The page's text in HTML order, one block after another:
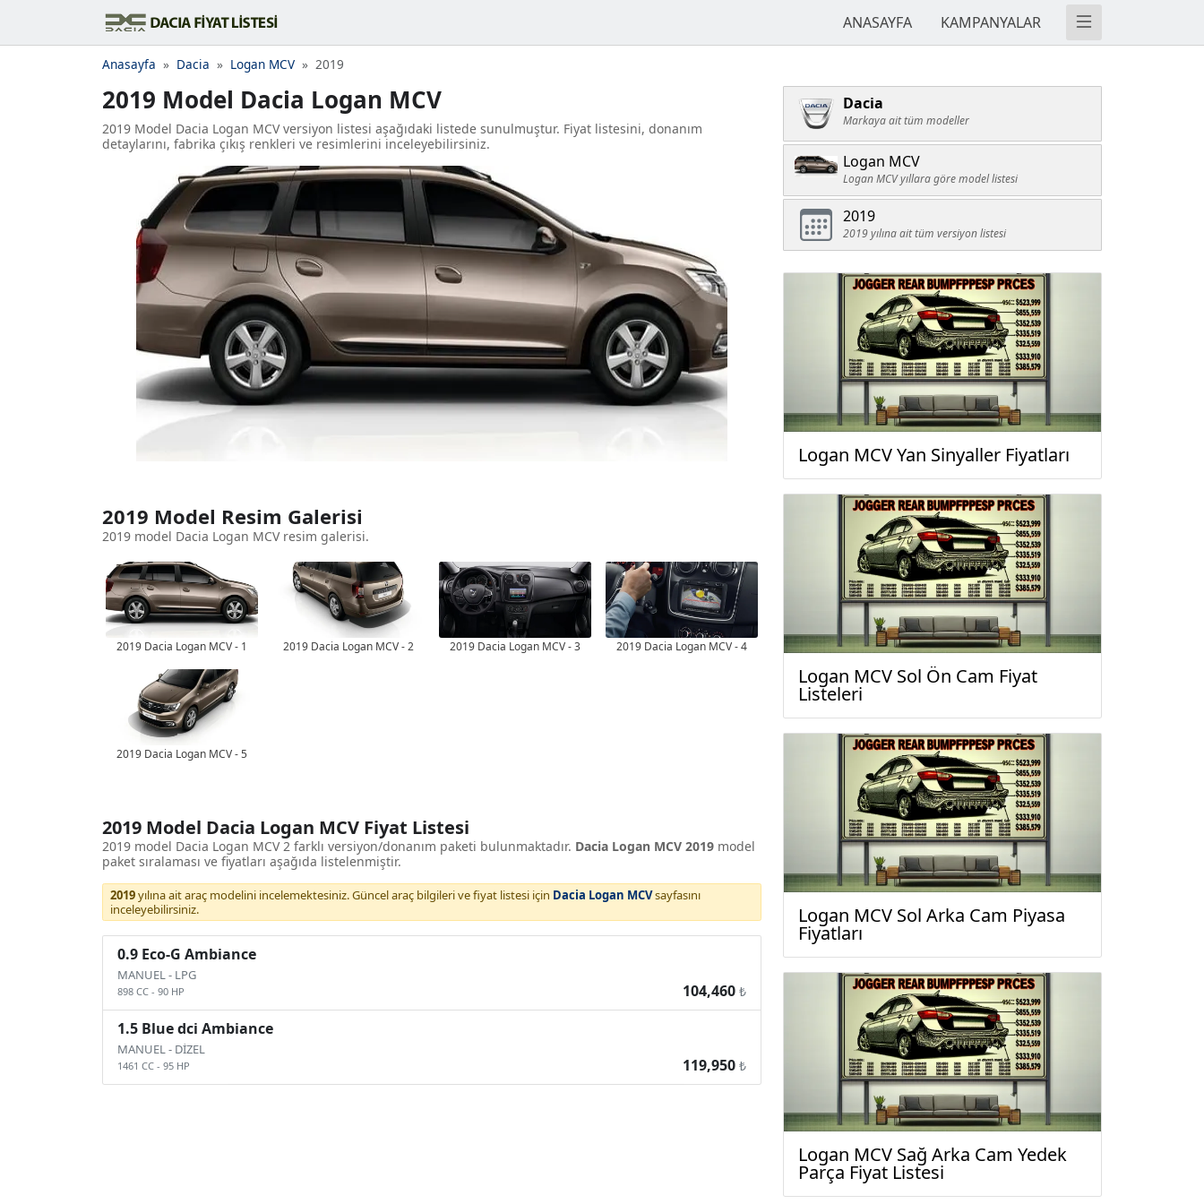
ANASAYFA KAMPANYALAR
Anasayfa Dacia Logan MCV 2019
2019 Model Dacia Logan MCV
2019 Model Dacia Logan MCV versiyon listesi aşağıdaki listede sunulmuştur. Fiyat listesini, donanım
detaylarını, fabrika çıkış renkleri ve resimlerini inceleyebilirsiniz.
2019 Model Resim Galerisi
2019 model Dacia Logan MCV resim galerisi.
2019 Dacia Logan MCV - 1 2019 Dacia Logan MCV - 2 2019 Dacia Logan MCV - 3 2019 Dacia Logan MCV - 4
2019 Dacia Logan MCV - 5
2019 Model Dacia Logan MCV Fiyat Listesi
2019 model Dacia Logan MCV 2 farklı versiyon/donanım paketi bulunmaktadır. Dacia Logan MCV 2019 model
paket sıralaması ve fiyatları aşağıda listelenmiştir.
2019yılına ait araç modelini incelemektesiniz. Güncel araç bilgileri ve fiyat listesi için Dacia Logan MCVsayfasını
inceleyebilirsiniz.
0.9 Eco-G Ambiance
MANUEL- LPG
898 CC - 90 HP 104,460 ₺
1.5 Blue dci Ambiance
MANUEL- DİZEL
1461 CC - 95 HP 119,950 ₺
Dacia
Markaya ait tüm modeller
Logan MCV
Logan MCV yıllara göre model listesi
2019
2019 yılına ait tüm versiyon listesi
Logan MCV Yan Sinyaller Fiyatları
Logan MCV Sol Ön Cam Fiyat
Listeleri
Logan MCV Sol Arka Cam Piyasa
Fiyatları
Logan MCV Sağ Arka Cam Yedek
Parça Fiyat Listesi